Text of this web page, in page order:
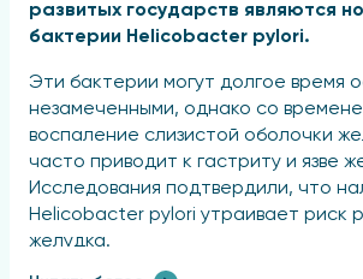
развитых государств являются
бактерии Helicobacter pylori.
Эти бактерии могут долгое время
незамеченными, однако со
воспаление слизистой оболочки
часто приводит к гастриту и язве
Исследования подтвердили, что
Helicobacter pylori утраивает риск
желудка.